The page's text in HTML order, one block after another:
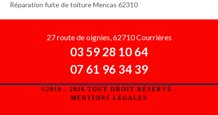
Réparation fuite de toiture Mencas 62310
27 route de oignies, 62710 Courrières
03 59 28 10 64
07 61 96 34 39
©2016 - 2026 TOUT DROIT RÉSERVÉ -
MENTIONS LÉGALES